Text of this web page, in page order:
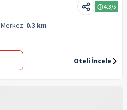
4.3/5
Merkez: 0.3 km
Oteli İncele